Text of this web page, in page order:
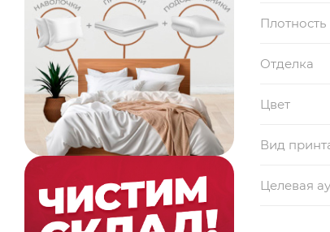
Плотность
Отделка
Цвет
Вид
Целевая